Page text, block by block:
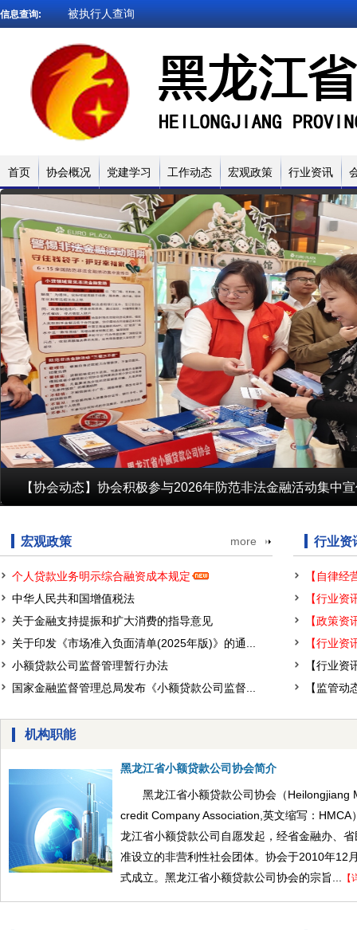
信息查询: 被执行人查询
法院文书查询
小贷名录查询
网贷试点名录
企业信用查询
法院文书查询
小贷名录查询
网贷试点名录
首页 协会概况 党建学习 工作动态 宏观政策 行业资讯
【协会动态】协会积极参与2026年防范非法金融活动集中
宏观政策
more
个人贷款业务明示综合融资成本规定
中华人民共和国增值税法
关于金融支持提振和扩大消费的指导意见
关于印发《市场准入负面清单(2025年版)》的通...
小额贷款公司监督管理暂行办法
国家金融监督管理总局发布《小额贷款公司监督...
行业资
【行业资
【行业
【监管
机构职能
黑龙江省小额贷款公司协会简介
黑龙江省小额贷款公司协会（Heilongjiang
credit Company Association,英文缩写：HMCA
龙江省小额贷款公司自愿发起，经省金融办、
准设立的非营利性社会团体。协会于2010年12
式成立。黑龙江省小额贷款公司协会的宗旨...